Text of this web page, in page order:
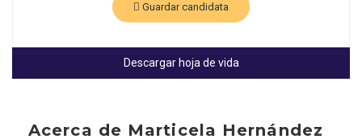
Guardar candidata
Descargar hoja de vida
Acerca de Marticela Hernández